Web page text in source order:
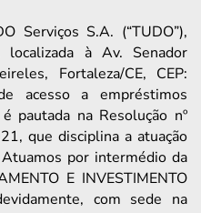
Serviços S.A. (“TUDO”),
localizada à Av. Senador
Fortaleza/CE, CEP:
acesso a empréstimos
pautada na Resolução nº
que disciplina a atuação
por intermédio da
E INVESTIMENTO
com sede na